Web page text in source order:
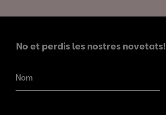
No et perdis les nostres novetats!
Nom